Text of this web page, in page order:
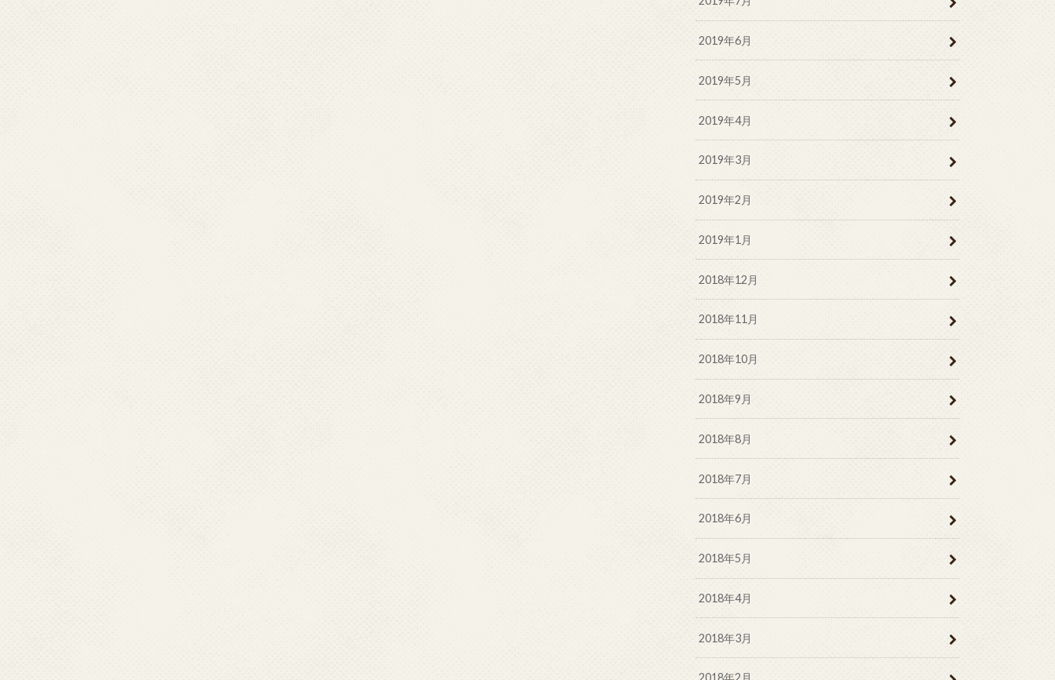
2019年6月
2019年5月
2019年4月
2019年3月
2019年2月
2019年1月
2018年12月
2018年11月
2018年10月
2018年9月
2018年8月
2018年7月
2018年6月
2018年5月
2018年4月
2018年3月